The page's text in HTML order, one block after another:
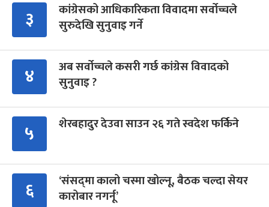
३
कांग्रेसको आधिकारिकता विवादमा सर्वोच्चले
सुरुदेखि सुनुवाइ गर्ने
४
अब सर्वोच्चले कसरी गर्छ कांग्रेस विवादको
सुनुवाइ ?
५ शेरबहादुर देउवा साउन २६ गते स्वदेश फर्किने
६
‘संसद्‍मा कालो चस्मा खोल्नू, बैठक चल्दा सेयर
कारोबार नगर्नू’